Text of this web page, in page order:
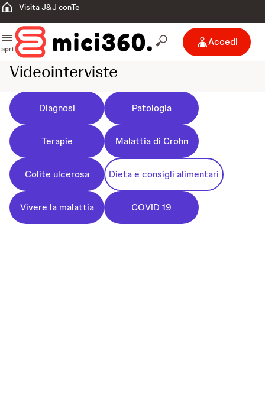
Visita J&J conTe
apri
Accedi
Videointerviste
Diagnosi Patologia
Terapie Malattia di Crohn
Colite ulcerosa Dieta e consigli alimentari
Vivere la malattia COVID 19